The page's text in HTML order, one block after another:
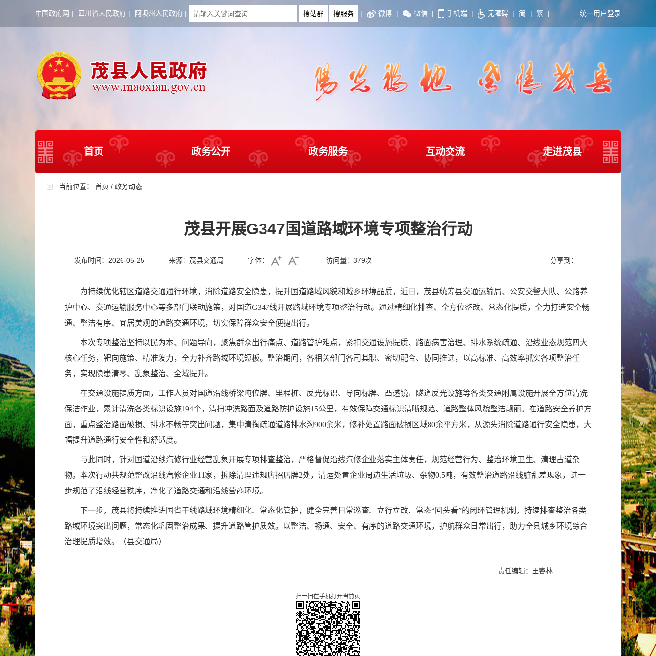
中国政府网 | 四川省人民政府 | 阿坝州人民政府 | | 微博 | 微信 | 手机端 | 无障碍 | 简 | 繁 | 统一用户登录
首页 政务公开 政务服务 互动交流 走进茂县
当前位置： 首页 / 政务动态
茂县开展G347国道路域环境专项整治行动
发布时间：2026-05-25 来源：茂县交通局 字体： 访问量： 379次 分享到：
为持续优化辖区道路交通通行环境，消除道路安全隐患，提升国道路域风貌和城乡环境品质，近日，茂县统筹县交通运输局、公安交警大队、公路养
护中心、交通运输服务中心等多部门联动施策，对国道G347线开展路域环境专项整治行动。通过精细化排查、全方位整改、常态化提质，全力打造安全畅
通、整洁有序、宜居美观的道路交通环境，切实保障群众安全便捷出行。
本次专项整治坚持以民为本、问题导向，聚焦群众出行痛点、道路管护难点，紧扣交通设施提质、路面病害治理、排水系统疏通、沿线业态规范四大
核心任务，靶向施策、精准发力，全力补齐路域环境短板。整治期间，各相关部门各司其职、密切配合、协同推进，以高标准、高效率抓实各项整治任
务，实现隐患清零、乱象整治、全域提升。
在交通设施提质方面，工作人员对国道沿线桥梁吨位牌、里程桩、反光标识、导向标牌、凸透镜、隧道反光设施等各类交通附属设施开展全方位清洗
保洁作业，累计清洗各类标识设施194个，清扫冲洗路面及道路防护设施15公里，有效保障交通标识清晰规范、道路整体风貌整洁靓丽。在道路安全养护方
面，重点整治路面破损、排水不畅等突出问题，集中清掏疏通道路排水沟900余米，修补处置路面破损区域80余平方米，从源头消除道路通行安全隐患，大
幅提升道路通行安全性和舒适度。
与此同时，针对国道沿线汽修行业经营乱象开展专项排查整治，严格督促沿线汽修企业落实主体责任，规范经营行为、整治环境卫生、清理占道杂
物。本次行动共规范整改沿线汽修企业11家，拆除清理违规店招店牌2处，清运处置企业周边生活垃圾、杂物0.5吨，有效整治道路沿线脏乱差现象，进一
步规范了沿线经营秩序，净化了道路交通和沿线营商环境。
下一步，茂县将持续推进国省干线路域环境精细化、常态化管护，健全完善日常巡查、立行立改、常态“回头看”的闭环管理机制，持续排查整治各类
路域环境突出问题，常态化巩固整治成果、提升道路管护质效。以整洁、畅通、安全、有序的道路交通环境，护航群众日常出行，助力全县城乡环境综合
治理提质增效。（县交通局）
责任编辑：王睿林
扫一扫在手机打开当前页